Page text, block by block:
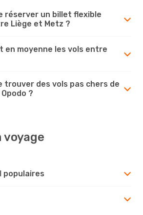
réserver un billet flexible
Liège et Metz ?
en moyenne les vols entre
trouver des vols pas chers de
?
populaires